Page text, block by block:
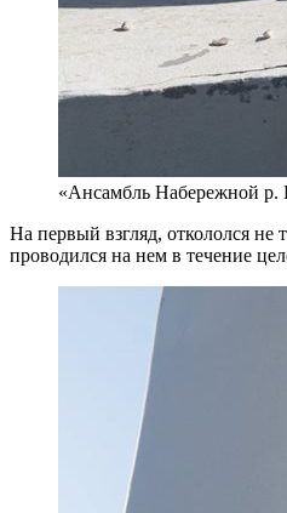
«Ансамбль Набережной
На первый взгляд, откололся не
проводился на нем в течение